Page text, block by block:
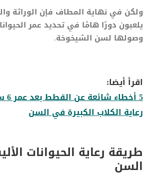
ولكن في نهاية المطاف فإن الوراثة
يلعبون دورًا هامًا في تحديد عمر
وصولها لسن الشيخوخة.
اقرأ أيضا:
5 أخطاء شائعة عن القطط بعد عمر 6 سنوات
رعاية الكلاب الكبيرة في السن
طريقة رعاية الحيوانات
السن